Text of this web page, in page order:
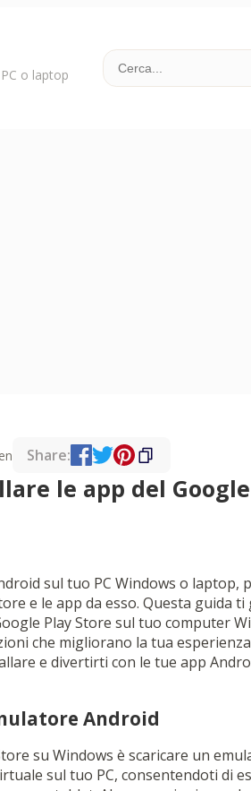
o laptop
Share:
le app del
sul tuo PC Windows o laptop,
e le app da esso. Questa guida
Play Store sul tuo computer
che migliorano la tua
e divertirti con le tue app
Android
su Windows è scaricare un
sul tuo PC, consentendoti di